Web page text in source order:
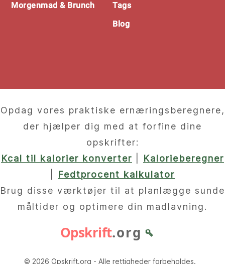
Morgenmad & Brunch
Tags
Blog
Opdag vores praktiske ernæringsberegnere,
der hjælper dig med at forfine dine
opskrifter:
Kcal til kalorier konverter
Kalorieberegner
Fedtprocent kalkulator
Brug disse værktøjer til at planlægge sunde
måltider og optimere din madlavning.
Opskrift.org 🥄
© 2026 Opskrift.org - Alle rettigheder forbeholdes.